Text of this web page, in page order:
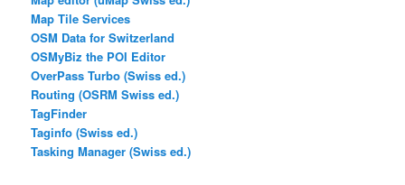
Map Tile Services
OSM Data for Switzerland
OSMyBiz the POI Editor
OverPass Turbo (Swiss ed.)
Routing (OSRM Swiss ed.)
TagFinder
Taginfo (Swiss ed.)
Tasking Manager (Swiss ed.)